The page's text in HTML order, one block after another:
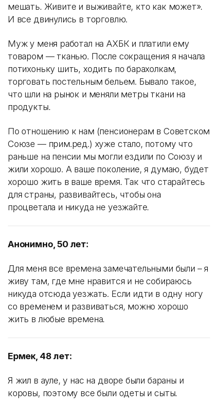
мешать. Живите и выживайте, кто как может».
И все двинулись в торговлю.
Муж у меня работал на АХБК и платили ему
товаром — тканью. После сокращения я начала
потихоньку шить, ходить по барахолкам,
торговать постельным бельем. Бывало такое,
что шли на рынок и меняли метры ткани на
продукты.
По отношению к нам (пенсионерам в Советском
Союзе — прим.ред.) хуже стало, потому что
раньше на пенсии мы могли ездили по Союзу и
жили хорошо. А ваше поколение, я думаю, будет
хорошо жить в ваше время. Так что старайтесь
для страны, развивайтесь, чтобы она
процветала и никуда не уезжайте.
Анонимно, 50 лет:
Для меня все времена замечательными были – я
живу там, где мне нравится и не собираюсь
никуда отсюда уезжать. Если идти в одну ногу
со временем и развиваться, можно хорошо
жить в любые времена.
Ермек, 48 лет:
Я жил в ауле, у нас на дворе были бараны и
коровы, поэтому все были одеты и сыты.